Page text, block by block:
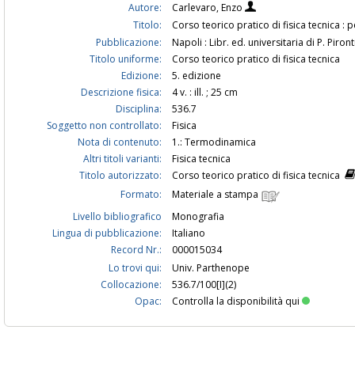
Autore:
Carlevaro, Enzo
Titolo:
Corso teorico pratico di fisica tecnica :
Pubblicazione:
Napoli : Libr. ed. universitaria di P.
Titolo uniforme:
Corso teorico pratico di fisica tecnica
Edizione:
5. edizione
Descrizione fisica:
4 v. : ill. ; 25 cm
Disciplina:
536.7
Soggetto non controllato:
Fisica
Nota di contenuto:
1.: Termodinamica
Altri titoli varianti:
Fisica tecnica
Titolo autorizzato:
Corso teorico pratico di fisica tecnica
Formato:
Materiale a stampa
Livello bibliografico
Monografia
Lingua di pubblicazione:
Italiano
Record Nr.:
000015034
Lo trovi qui:
Univ. Parthenope
Collocazione:
536.7/100[I](2)
Opac:
Controlla la disponibilità qui